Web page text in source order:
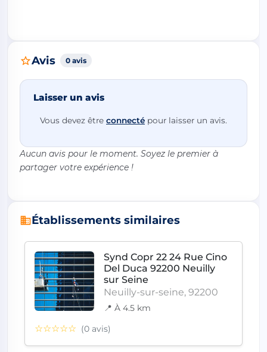
Avis 0 avis
Laisser un avis
Vous devez être connecté pour laisser un avis.
Aucun avis pour le moment. Soyez le premier à
partager votre expérience !
Établissements similaires
Synd Copr 22 24 Rue Cino
Del Duca 92200 Neuilly
sur Seine
Neuilly-sur-seine, 92200
📍 À 4.5 km
☆☆☆☆☆ (0 avis)